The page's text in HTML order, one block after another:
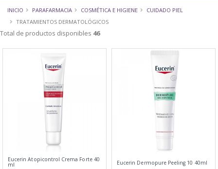
INICIO PARAFARMACIA COSMÉTICA E HIGIENE
CUIDADO PIEL
TRATAMIENTOS DERMATOLÓGICOS
Total de productos disponibles 46
Eucerin Atopicontrol Crema Forte 40
ml Eucerin Dermopure Peeling 10 40ml